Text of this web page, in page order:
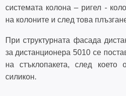
системата колона – ригел -
на колоните и след това
При структурната фасада
за дистанционера 5010 се
на стъклопакета, след което
силикон.